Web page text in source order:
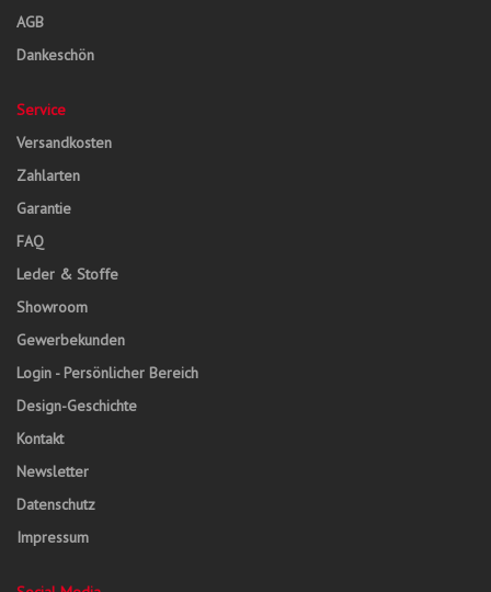
AGB
Dankeschön
Service
Versandkosten
Zahlarten
Garantie
FAQ
Leder & Stoffe
Showroom
Gewerbekunden
Login - Persönlicher Bereich
Design-Geschichte
Kontakt
Newsletter
Datenschutz
Impressum